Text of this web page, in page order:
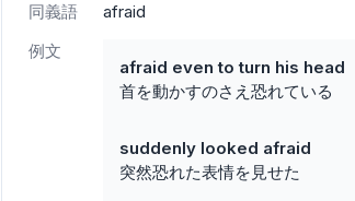
同義語
afraid
例文
afraid even to turn his head
首を動かすのさえ恐れている
suddenly looked afraid
突然恐れた表情を見せた